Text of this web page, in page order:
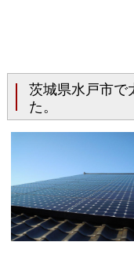
茨城県水戸市で
た。